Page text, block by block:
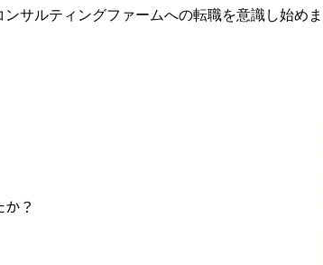
サルティングファームへの転職を意識し始めま
？